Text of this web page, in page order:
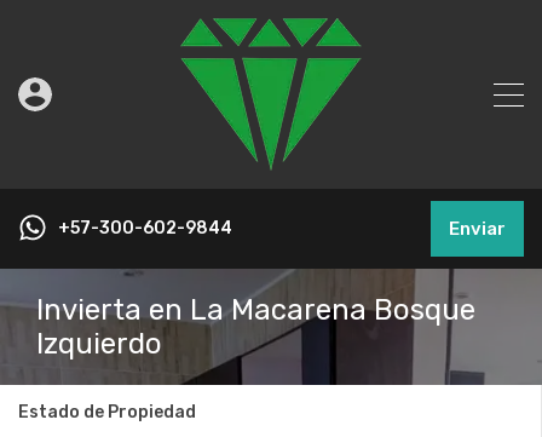
+57-300-602-9844 Enviar
Invierta en La Macarena Bosque
Izquierdo
Estado de Propiedad